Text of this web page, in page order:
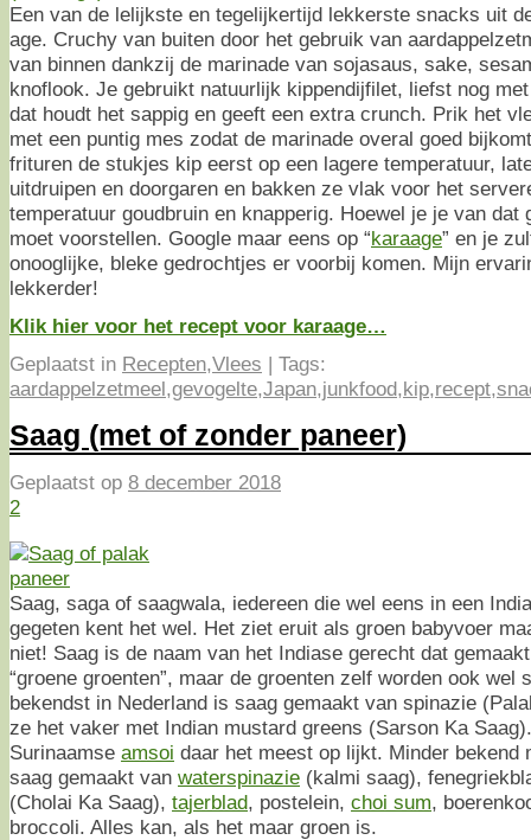
Een van de lelijkste en tegelijkertijd lekkerste snacks uit
age. Cruchy van buiten door het gebruik van
van binnen dankzij de marinade van sojasaus, sake,
knoflook. Je gebruikt natuurlijk kippendijfilet, liefst nog
dat houdt het sappig en geeft een extra crunch. Prik het
met een puntig mes zodat de marinade overal goed
frituren de stukjes kip eerst op een lagere temperatuur,
uitdruipen en doorgaren en bakken ze vlak voor het
temperatuur goudbruin en knapperig. Hoewel je je van dat
moet voorstellen. Google maar eens op “karaage” en je
onooglijke, bleke gedrochtjes er voorbij komen. Mijn
lekkerder!
Klik hier voor het recept voor karaage…
Geplaatst in Recepten,Vlees | Tags:
aardappelzetmeel,gevogelte,Japan,junkfood,kip,recept,
Saag (met of zonder paneer)
Geplaatst op 8 december 2018
2
Saag, saga of saagwala, iedereen die wel eens in een
gegeten kent het wel. Het ziet eruit als groen babyvoer
niet! Saag is de naam van het Indiase gerecht dat
“groene groenten”, maar de groenten zelf worden ook wel
bekendst in Nederland is saag gemaakt van spinazie
ze het vaker met Indian mustard greens (Sarson Ka
Surinaamse amsoi daar het meest op lijkt. Minder bekend
saag gemaakt van waterspinazie (kalmi saag),
(Cholai Ka Saag), tajerblad, postelein, choi sum,
broccoli. Alles kan, als het maar groen is.